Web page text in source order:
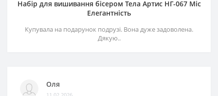
Набір для вишивання бісером Тела Артис НГ-067 Міс
Елегантність
Купувала на подарунок подрузі. Вона дуже задоволена.
Дякую..
Оля